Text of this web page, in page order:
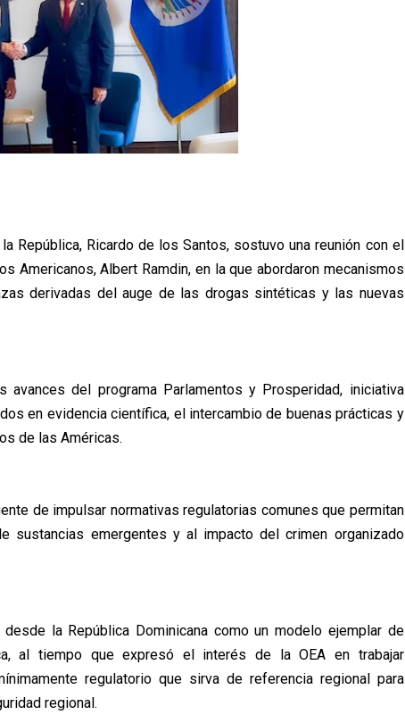
República, Ricardo de los Santos, sostuvo una reunión con el
Americanos, Albert Ramdin, en la que abordaron mecanismos
derivadas del auge de las drogas sintéticas y las nuevas
del programa Parlamentos y Prosperidad, iniciativa
en evidencia científica, el intercambio de buenas prácticas y
de las Américas.
de impulsar normativas regulatorias comunes que permitan
sustancias emergentes y al impacto del crimen organizado
la República Dominicana como un modelo ejemplar de
al tiempo que expresó el interés de la OEA en trabajar
regulatorio que sirva de referencia regional para
regional.